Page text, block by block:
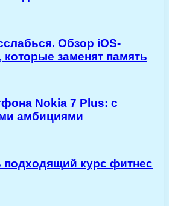
Обзор iOS-
заменят память
Nokia 7 Plus: с
амбициями
подходящий курс фитнес